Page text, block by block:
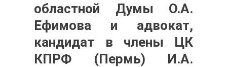
областной Думы О.А.
Ефимова и адвокат,
кандидат в члены ЦК
КПРФ (Пермь) И.А.